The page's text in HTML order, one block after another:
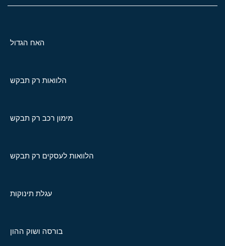
האח הגדול
הלוואות רק תבקש
מימון רכב רק תבקש
הלוואות לעסקים רק תבקש
עגלת תינוקות
בורסה ושוק ההון